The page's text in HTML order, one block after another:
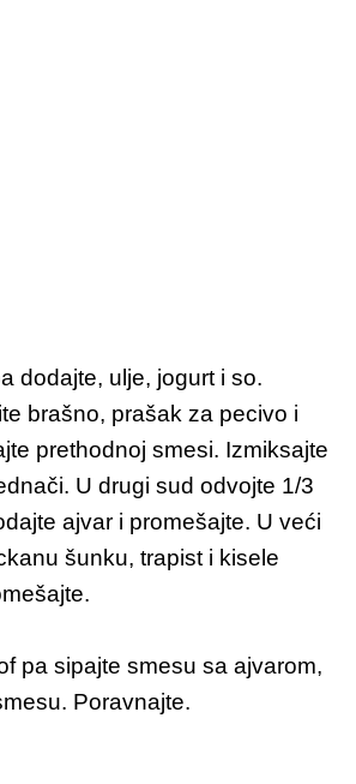
dodajte, ulje, jogurt i so.
brašno, prašak za pecivo i
prethodnoj smesi. Izmiksajte
U drugi sud odvojte 1/3
ajvar i promešajte. U veći
šunku, trapist i kisele
pa sipajte smesu sa ajvarom,
Poravnajte.